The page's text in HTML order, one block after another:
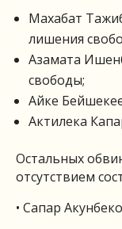
Махабат
лишения
Азамата
свободы;
Айке
Актилека
Остальных
отсутствием
• Сапар